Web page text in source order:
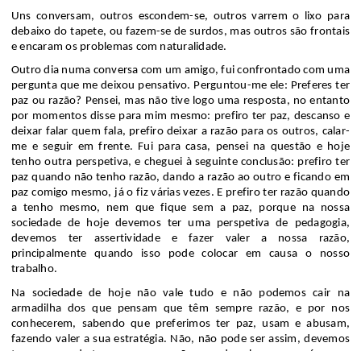
Uns conversam, outros escondem-se, outros varrem o lixo para
debaixo do tapete, ou fazem-se de surdos, mas outros são frontais
e encaram os problemas com naturalidade.
Outro dia numa conversa com um amigo, fui confrontado com uma
pergunta que me deixou pensativo. Perguntou-me ele: Preferes ter
paz ou razão? Pensei, mas não tive logo uma resposta, no entanto
por momentos disse para mim mesmo: prefiro ter paz, descanso e
deixar falar quem fala, prefiro deixar a razão para os outros, calar-
me e seguir em frente. Fui para casa, pensei na questão e hoje
tenho outra perspetiva, e cheguei à seguinte conclusão: prefiro ter
paz quando não tenho razão, dando a razão ao outro e ficando em
paz comigo mesmo, já o fiz várias vezes. E prefiro ter razão quando
a tenho mesmo, nem que fique sem a paz, porque na nossa
sociedade de hoje devemos ter uma perspetiva de pedagogia,
devemos ter assertividade e fazer valer a nossa razão,
principalmente quando isso pode colocar em causa o nosso
trabalho.
Na sociedade de hoje não vale tudo e não podemos cair na
armadilha dos que pensam que têm sempre razão, e por nos
conhecerem, sabendo que preferimos ter paz, usam e abusam,
fazendo valer a sua estratégia. Não, não pode ser assim, devemos